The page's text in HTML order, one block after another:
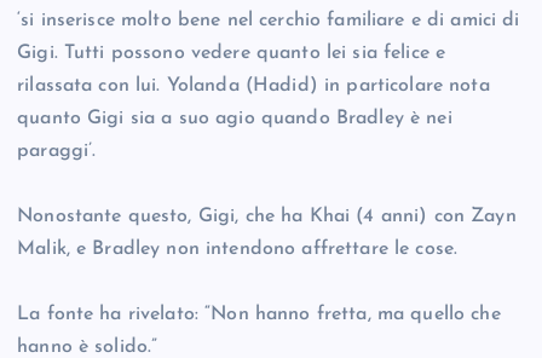
‘si inserisce molto bene nel cerchio familiare e di amici di
Gigi. Tutti possono vedere quanto lei sia felice e
rilassata con lui. Yolanda (Hadid) in particolare nota
quanto Gigi sia a suo agio quando Bradley è nei
paraggi’.
Nonostante questo, Gigi, che ha Khai (4 anni) con Zayn
Malik, e Bradley non intendono affrettare le cose.
La fonte ha rivelato: “Non hanno fretta, ma quello che
hanno è solido.”